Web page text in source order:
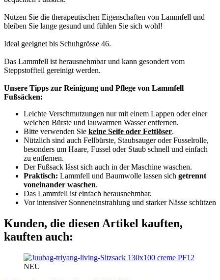
Nutzen Sie die therapeutischen Eigenschaften von Lammfell und
bleiben Sie lange gesund und fühlen Sie sich wohl!
Ideal geeignet bis Schuhgrösse 46.
Das Lammfell ist herausnehmbar und kann gesondert vom
Steppstoffteil gereinigt werden.
Unsere Tipps zur Reinigung und Pflege von Lammfell
Fußsäcken:
Leichte Verschmutzungen nur mit einem Lappen oder einer
weichen Bürste und lauwarmen Wasser entfernen.
Bitte verwenden Sie keine Seife oder Fettlöser.
Nützlich sind auch Fellbürste, Staubsauger oder Fusselrolle,
besonders um Haare, Fussel oder Staub schnell und einfach
zu entfernen.
Der Fußsack lässt sich auch in der Maschine waschen.
Praktisch: Lammfell und Baumwolle lassen sich getrennt
voneinander waschen.
Das Lammfell ist einfach herausnehmbar.
Vor intensiver Sonneneinstrahlung und starker Nässe schützen
Kunden, die diesen Artikel kauften,
kauften auch:
PF12
NEU